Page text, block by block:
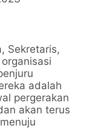
Sekretaris,
adalah
pergerakan
akan terus